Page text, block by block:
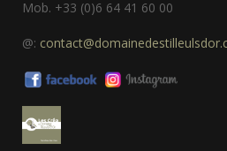
Mob. +33 (0)6 64 41 60 00
@: